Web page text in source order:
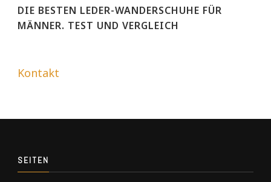
DIE BESTEN LEDER-WANDERSCHUHE FÜR
MÄNNER. TEST UND VERGLEICH
Kontakt
SEITEN